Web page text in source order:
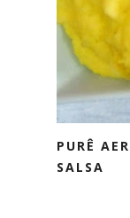
PURÊ
SALSA